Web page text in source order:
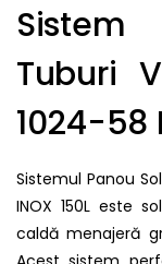
Tuburi
1024-58
Sistemul Panou
INOX 150L este
caldă menajeră